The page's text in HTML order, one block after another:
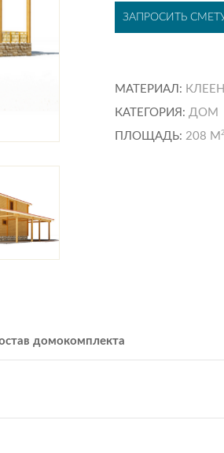
ЗАПРОСИТЬ
МАТЕРИАЛ:
КАТЕГОРИЯ: ДОМ
ПЛОЩАДЬ: 208 М 2
домокомплекта